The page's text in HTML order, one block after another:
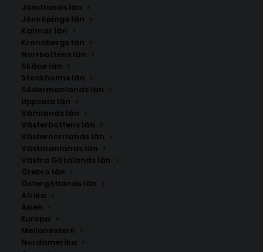
Jämtlands län
Jönköpings län
Kalmar län
Kronobergs län
Norrbottens län
Skåne län
Stockholms län
Södermanlands län
Uppsala län
Vämlands län
Västerbottens län
Västernorrlands län
Västmanlands län
Västra Götalands län
Örebro län
Östergötlands län
Afrika
Asien
Europa
Mellanöstern
Nordamerika
Edsbro
Storlek
350.00kr